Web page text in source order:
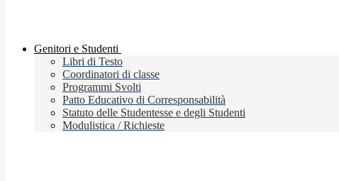
Genitori e Studenti
Libri di Testo
Coordinatori di classe
Programmi Svolti
Patto Educativo di Corresponsabilità
Statuto delle Studentesse e degli Studenti
Modulistica / Richieste